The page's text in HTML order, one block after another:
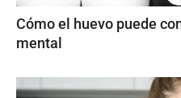
Cómo el huevo puede
mental